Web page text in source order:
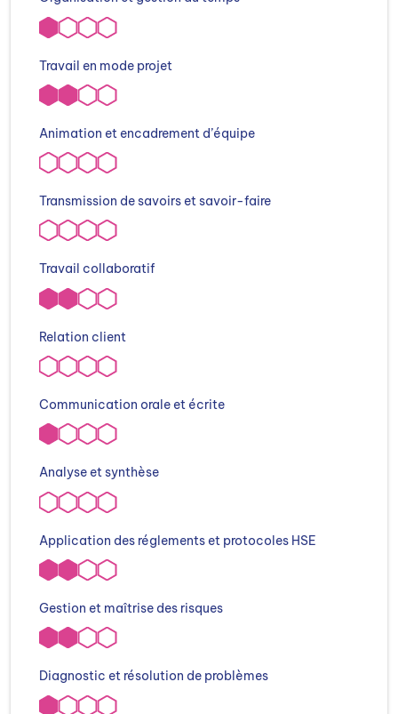
Travail en mode projet
Animation et encadrement d’équipe
Transmission de savoirs et savoir-faire
Travail collaboratif
Relation client
Communication orale et écrite
Analyse et synthèse
Application des réglements et protocoles HSE
Gestion et maîtrise des risques
Diagnostic et résolution de problèmes